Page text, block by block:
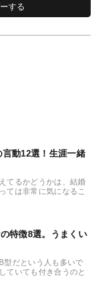
する
動12選！生涯一緒
てるかどうかは、結婚
ては非常に気になるこ
特徴8選。うまくい
型だという人も多いで
ていても付き合うのと